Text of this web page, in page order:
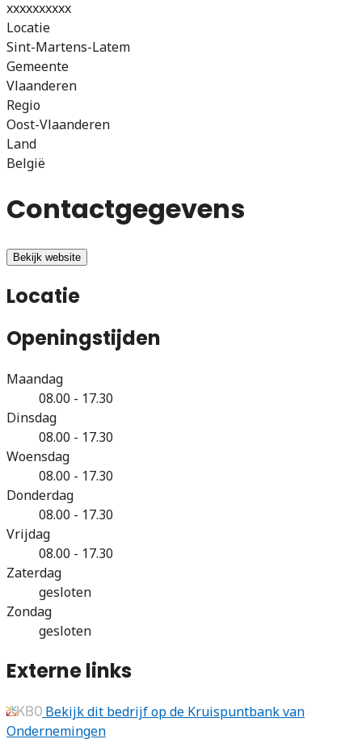
xxxxxxxxxx
Locatie
Sint-Martens-Latem
Gemeente
Vlaanderen
Regio
Oost-Vlaanderen
Land
België
Contactgegevens
Bekijk website
Locatie
Openingstijden
Maandag
08.00 - 17.30
Dinsdag
08.00 - 17.30
Woensdag
08.00 - 17.30
Donderdag
08.00 - 17.30
Vrijdag
08.00 - 17.30
Zaterdag
gesloten
Zondag
gesloten
Externe links
Bekijk dit bedrijf op de Kruispuntbank van
Ondernemingen